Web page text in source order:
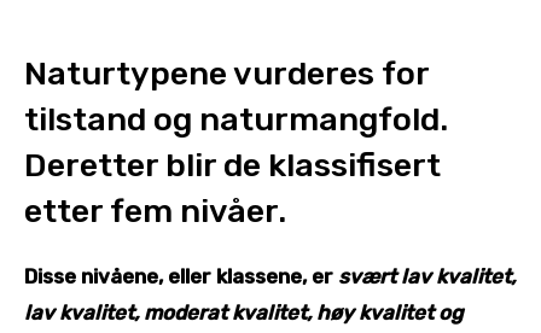
Naturtypene vurderes for
tilstand og naturmangfold.
Deretter blir de klassifisert
etter fem nivåer.
Disse nivåene, eller klassene, er svært lav kvalitet,
lav kvalitet, moderat kvalitet, høy kvalitet og